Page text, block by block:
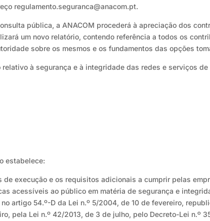
regulamento.seguranca@anacom.pt.
pública, a ANACOM procederá à apreciação dos
um novo relatório, contendo referência a todos os
sobre os mesmos e os fundamentos das opções
relativo à segurança e à integridade das redes e serviços
estabelece:
de execução e os requisitos adicionais a cumprir pelas
acessíveis ao público em matéria de segurança e
no artigo 54.º-D da Lei n.º 5/2004, de 10 de fevereiro,
pela Lei n.º 42/2013, de 3 de julho, pelo Decreto-Lei n.º